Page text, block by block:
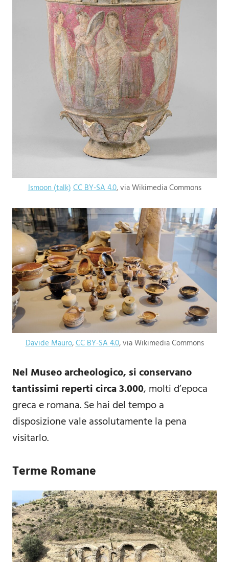
Ismoon (talk)CC BY-SA 4.0, via Wikimedia Commons
Davide Mauro,CC BY-SA 4.0, via Wikimedia Commons
Nel Museo archeologico, si conservano
tantissimi reperti circa 3.000, molti d’epoca
greca e romana. Se hai del tempo a
disposizione vale assolutamente la pena
visitarlo.
Terme Romane